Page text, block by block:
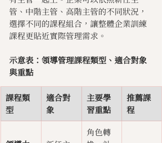
管、中階主管、高階主管的不同狀況，
選擇不同的課程組合，讓整體企業訓練
課程更貼近實際管理需求。
示意表：領導管理課程類型、適合對象
與重點
課程類
型
適合對
象
主要學
習重點
推薦課
程
角色轉